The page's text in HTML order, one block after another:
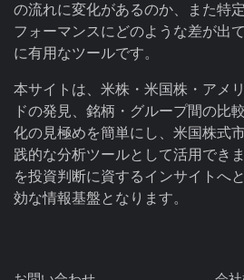
の流れに変化があるのか、また特
フォーマンスにどのような差が出
に有用なツールです。
本サイトは、米株・米国株・アメ
ドの発見、銘柄・グループ間の比
化の見極めを簡単にし、米国株式
践的な分析ツールとして活用でき
を投資判断に資するインサイトへ
効な情報基盤となります。